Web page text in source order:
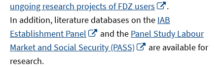
ungoing research projects of FDZ users
neuem
Fenster
öffnen
.
In addition, literature databases on the IAB
Establishment Panel
In
neuem
Fenster
and the Panel Study Labour
Market and Social Security (PASS)
In
are available for
research.